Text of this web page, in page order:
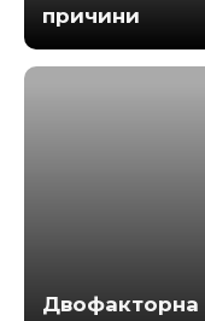
причини
Двофакторна